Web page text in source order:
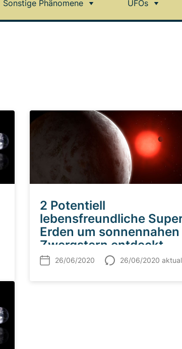
Sonstige Phänomene UFOs
2 Potentiell
lebensfreundliche
Erden um sonnennahen
Zwergstern entdeckt
26/06/2020 26/06/2020